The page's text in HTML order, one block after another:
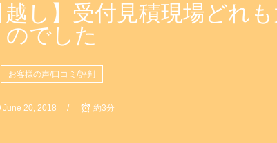
し】受付見積現場どれ
のでした
お客様の声/口コミ/評判
June 20, 2018 約3分